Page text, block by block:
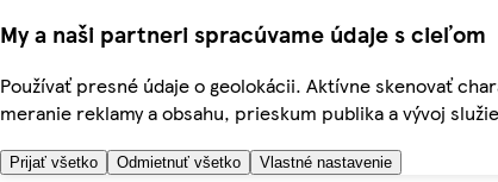
My a naši partneri spracúvame údaje s cieľom
Používať presné údaje o geolokácii. Aktívne skenovať
meranie reklamy a obsahu, prieskum publika a vývoj
Prijať všetko Odmietnuť všetko Vlastné nastavenie